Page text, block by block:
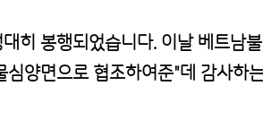
대히 봉행되었습니다. 이날 베트남
양면으로 협조하여준"데 감사하